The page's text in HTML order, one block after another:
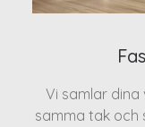
Vi samlar
samma tak och